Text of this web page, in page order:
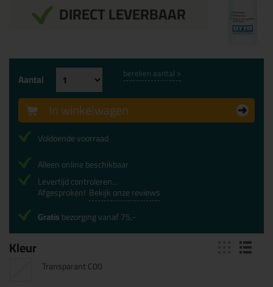
DIRECT LEVERBAAR
Kleur
Transparant C00
Aantal bereken aantal >
In winkelwagen
Voldoende voorraad
Alleen online beschikbaar
Levertijd controleren...
Afgesproken! Bekijk onze reviews
Gratisbezorging vanaf 75,-